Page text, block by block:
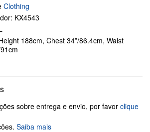
Clothing
KX4543
188cm, Chest 34”/86.4cm, Waist
sobre entrega e envio, por favor clique
Saiba mais